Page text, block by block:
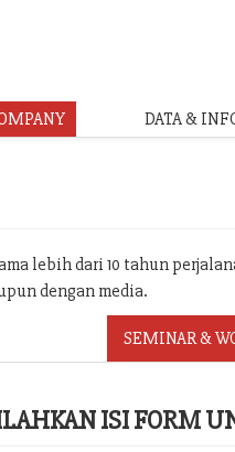
DATA &
lebih dari 10 tahun
dengan media.
SEMINAR &
ISI FORM